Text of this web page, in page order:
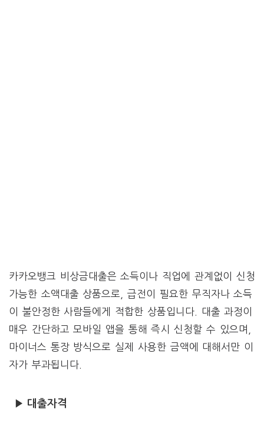
카카오뱅크 비상금대출은 소득이나 직업에 관계없이 신청
가능한 소액대출 상품으로, 급전이 필요한 무직자나 소득
이 불안정한 사람들에게 적합한 상품입니다. 대출 과정이
매우 간단하고 모바일 앱을 통해 즉시 신청할 수 있으며,
마이너스 통장 방식으로 실제 사용한 금액에 대해서만 이
자가 부과됩니다.
▶ 대출자격